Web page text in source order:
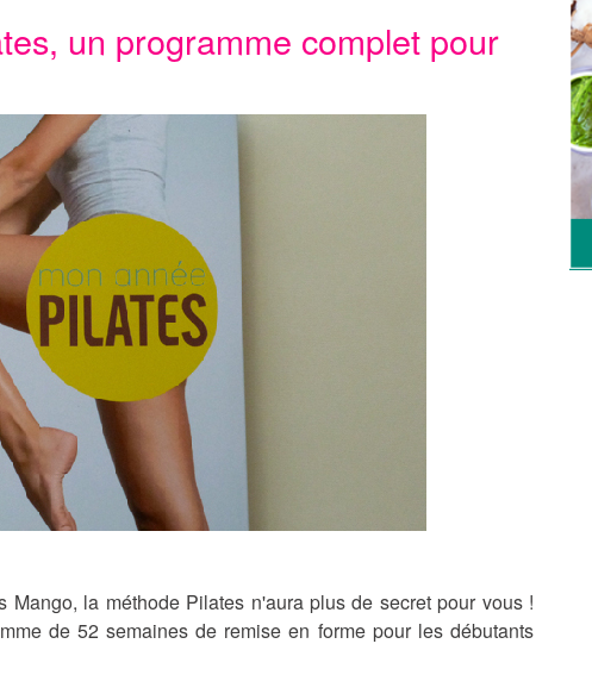
un programme complet pour
la méthode Pilates n'aura plus de secret pour vous !
de 52 semaines de remise en forme pour les débutants